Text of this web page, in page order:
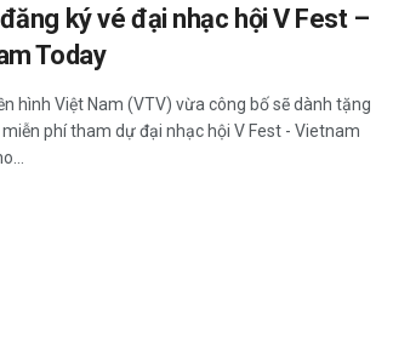
ký vé đại nhạc hội V Fest –
Today
hình Việt Nam (VTV) vừa công bố sẽ dành tặng
miễn phí tham dự đại nhạc hội V Fest - Vietnam